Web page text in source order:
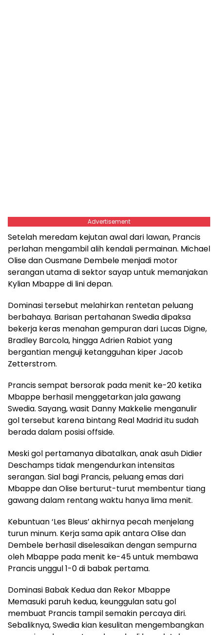
Advertisement
Setelah meredam kejutan awal dari lawan, Prancis
perlahan mengambil alih kendali permainan. Michael
Olise dan Ousmane Dembele menjadi motor
serangan utama di sektor sayap untuk memanjakan
Kylian Mbappe di lini depan.
Dominasi tersebut melahirkan rentetan peluang
berbahaya. Barisan pertahanan Swedia dipaksa
bekerja keras menahan gempuran dari Lucas Digne,
Bradley Barcola, hingga Adrien Rabiot yang
bergantian menguji ketangguhan kiper Jacob
Zetterstrom.
Prancis sempat bersorak pada menit ke-20 ketika
Mbappe berhasil menggetarkan jala gawang
Swedia. Sayang, wasit Danny Makkelie menganulir
gol tersebut karena bintang Real Madrid itu sudah
berada dalam posisi offside.
Meski gol pertamanya dibatalkan, anak asuh Didier
Deschamps tidak mengendurkan intensitas
serangan. Sial bagi Prancis, peluang emas dari
Mbappe dan Olise berturut-turut membentur tiang
gawang dalam rentang waktu hanya lima menit.
Kebuntuan ‘Les Bleus’ akhirnya pecah menjelang
turun minum. Kerja sama apik antara Olise dan
Dembele berhasil diselesaikan dengan sempurna
oleh Mbappe pada menit ke-45 untuk membawa
Prancis unggul 1-0 di babak pertama.
Dominasi Babak Kedua dan Rekor Mbappe
Memasuki paruh kedua, keunggulan satu gol
membuat Prancis tampil semakin percaya diri.
Sebaliknya, Swedia kian kesulitan mengembangkan